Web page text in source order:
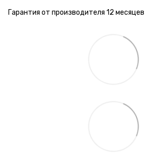
Гарантия от производителя 12 месяцев